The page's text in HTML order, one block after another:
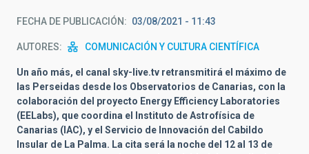
FECHA DE PUBLICACIÓN 03/08/2021 - 11:43
AUTORES COMUNICACIÓN Y CULTURA CIENTÍFICA
Un año más, el canal sky-live.tv retransmitirá el máximo de
las Perseidas desde los Observatorios de Canarias, con la
colaboración del proyecto Energy Efficiency Laboratories
(EELabs), que coordina el Instituto de Astrofísica de
Canarias (IAC), y el Servicio de Innovación del Cabildo
Insular de La Palma. La cita será la noche del 12 al 13 de